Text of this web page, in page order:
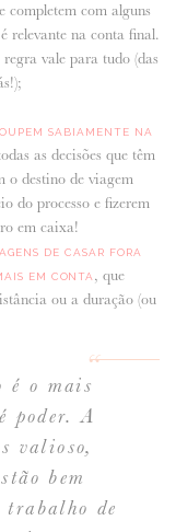
completem com alguns
relevante na conta final.
vale para tudo (das
SABIAMENTE NA
as decisões que têm
o destino de viagem
do processo e fizerem
em caixa!
DE CASAR FORA
EM CONTA, que
ou a duração (ou
é o mais
poder. A
valioso,
bem
trabalho de